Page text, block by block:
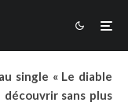
single « Le diable
découvrir sans plus